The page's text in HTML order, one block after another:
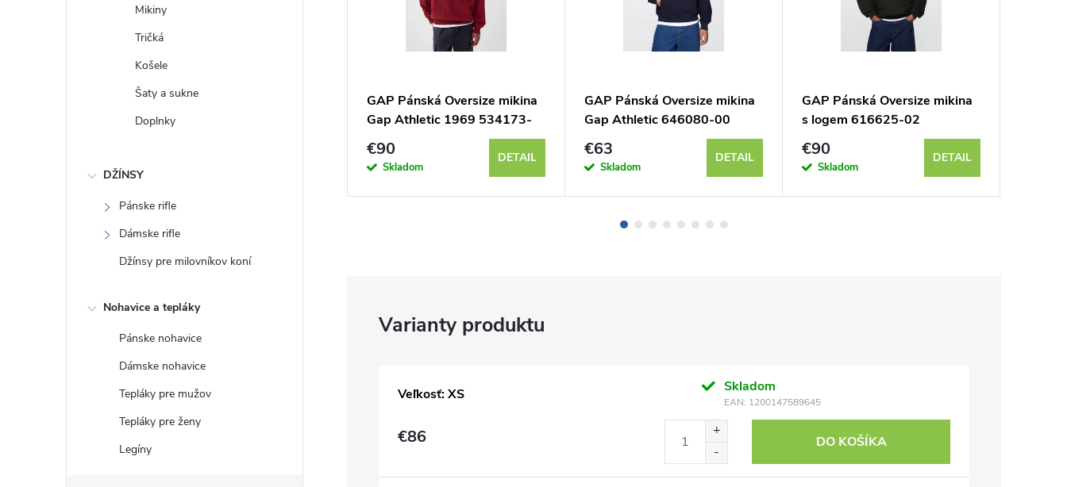
Mikiny
Tričká
Košele
Šaty a sukne
Doplnky
DŽÍNSY
Pánske rifle
Dámske rifle
Džínsy pre milovníkov koní
Nohavice a tepláky
Pánske nohavice
Dámske nohavice
Tepláky pre mužov
Tepláky pre ženy
Legíny
Veľkosť: XS Skladom
EAN: 1200147589645
€86 DO KOŠÍKA
GAP Pánský Pletený svetr s
příměsí vlny 787133-02
GAP Pánská Oversize mikina
Gap Athletic 1969 534173-
00
€90
Skladom
DETAIL
GAP Pánská Oversize mikina
Gap Athletic 646080-00
€63
Skladom
DETAIL
GAP Pánská Oversize mikina
s logem 616625-02
€90
Skladom
DETAIL